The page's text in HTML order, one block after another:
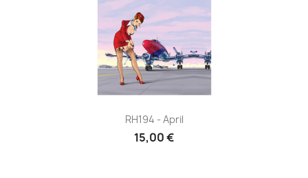
RH194 - April
15,00 €